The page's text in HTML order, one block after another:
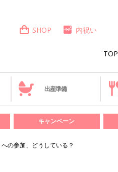
TOP
SHOP 内祝い
出産準備
キャンペーン
の参加、どうしている？